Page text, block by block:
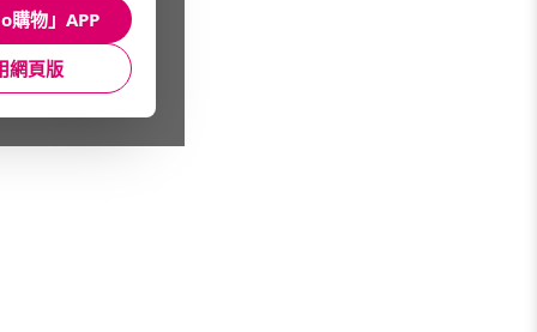
本館精選商品
館長推薦 月銷量
購物」APP
網頁版